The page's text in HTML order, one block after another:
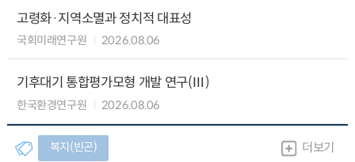
고령화·지역소멸과 정치적 대표성
국회미래연구원 2026.08.06
기후대기 통합평가모형 개발 연구(Ⅲ)
한국환경연구원 2026.08.06
복지(빈곤) 더보기